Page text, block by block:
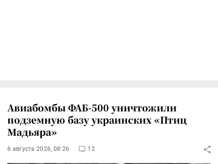
Авиабомбы ФАБ-500 уничтожили
подземную базу украинских «Птиц
Мадьяра»
6 августа 2026, 08:26 12